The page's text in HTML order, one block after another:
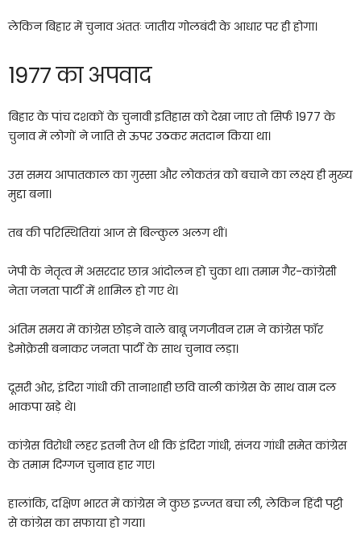
लेकिन बिहार में चुनाव अंततः जातीय गोलबंदी के आधार पर ही होगा।
1977 का अपवाद
बिहार के पांच दशकों के चुनावी इतिहास को देखा जाए तो सिर्फ 1977 के
चुनाव में लोगों ने जाति से ऊपर उठकर मतदान किया था।
उस समय आपातकाल का ग़ुस्सा और लोकतंत्र को बचाने का लक्ष्य ही मुख्य
मुद्दा बना।
तब की परिस्थितियां आज से बिल्कुल अलग थीं।
जेपी के नेतृत्व में असरदार छात्र आंदोलन हो चुका था। तमाम गैर-कांग्रेसी
नेता जनता पार्टी में शामिल हो गए थे।
अंतिम समय में कांग्रेस छोड़ने वाले बाबू जगजीवन राम ने कांग्रेस फॉर
डेमोक्रेसी बनाकर जनता पार्टी के साथ चुनाव लड़ा।
दूसरी ओर, इंदिरा गांधी की तानाशाही छवि वाली कांग्रेस के साथ वाम दल
भाकपा खड़े थे।
कांग्रेस विरोधी लहर इतनी तेज थी कि इंदिरा गांधी, संजय गांधी समेत कांग्रेस
के तमाम दिग्गज चुनाव हार गए।
हालांकि, दक्षिण भारत में कांग्रेस ने कुछ इज्जत बचा ली, लेकिन हिंदी पट्टी
से कांग्रेस का सफाया हो गया।